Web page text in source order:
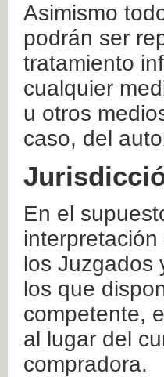
Asimismo
podrán ser
tratamiento
cualquier
u otros
caso, del
En el
los Juzgados
los que
competente,
al lugar del
compradora.